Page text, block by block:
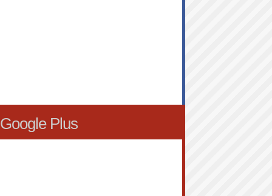
Google Plus